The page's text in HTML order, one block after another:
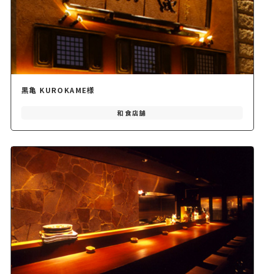
黒亀 KUROKAME様
和食店舗